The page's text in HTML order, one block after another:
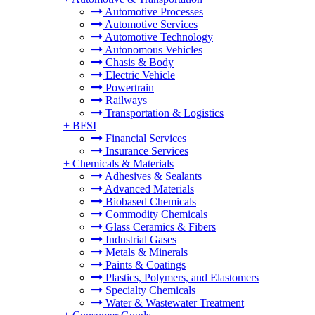
Automotive Processes
Automotive Services
Automotive Technology
Autonomous Vehicles
Chasis & Body
Electric Vehicle
Powertrain
Railways
Transportation & Logistics
+ BFSI
Financial Services
Insurance Services
+ Chemicals & Materials
Adhesives & Sealants
Advanced Materials
Biobased Chemicals
Commodity Chemicals
Glass Ceramics & Fibers
Industrial Gases
Metals & Minerals
Paints & Coatings
Plastics, Polymers, and Elastomers
Specialty Chemicals
Water & Wastewater Treatment